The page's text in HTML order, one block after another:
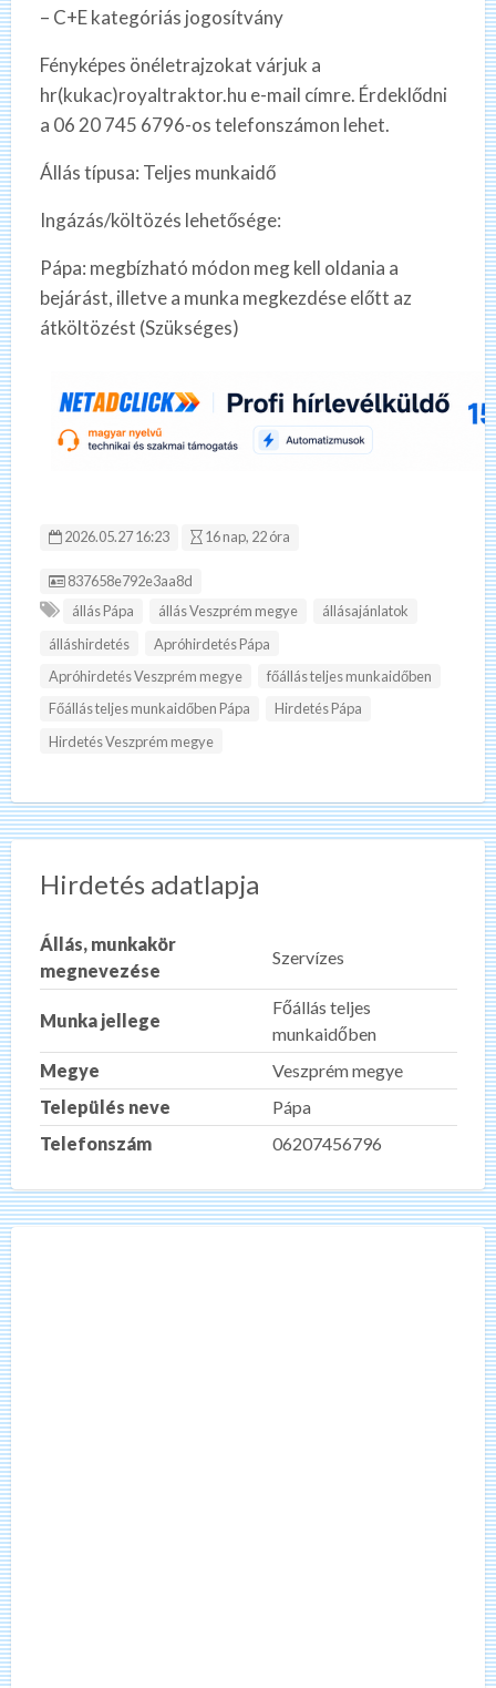
– C+E kategóriás jogosítvány
Fényképes önéletrajzokat várjuk a
hr(kukac)royaltraktor.hu e-mail címre. Érdeklődni
a 06 20 745 6796-os telefonszámon lehet.
Állás típusa: Teljes munkaidő
Ingázás/költözés lehetősége:
Pápa: megbízható módon meg kell oldania a
bejárást, illetve a munka megkezdése előtt az
átköltözést (Szükséges)
2026.05.27 16:23 16 nap, 22 óra
Hirdetés ID:
837658e792e3aa8d
állás Pápa
állás Veszprém megye
állásajánlatok
álláshirdetés
Apróhirdetés Pápa
Apróhirdetés Veszprém megye
főállás teljes munkaidőben
Főállás teljes munkaidőben Pápa
Hirdetés Pápa
Hirdetés Veszprém megye
Hirdetés adatlapja
Állás, munkakör
megnevezése
Szervízes
Munka jellege
Főállás teljes
munkaidőben
Megye
Veszprém megye
Település neve
Pápa
Telefonszám
06207456796